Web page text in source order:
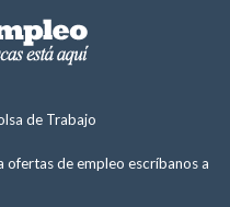
de Trabajo
de empleo escríbanos a